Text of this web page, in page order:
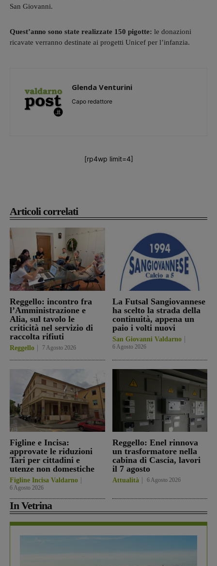
Articoli correlati
Reggello: incontro fra
l’Amministrazione e
Alia, sul tavolo le
criticità nel servizio di
raccolta rifiuti
Reggello 7 Agosto 2026
La Futsal Sangiovannese
ha scelto la strada della
continuità, appena un
paio i volti nuovi
San Giovanni Valdarno
6 Agosto 2026
Figline e Incisa:
approvate le riduzioni
Tari per cittadini e
utenze non domestiche
Figline Incisa Valdarno
6 Agosto 2026
Reggello: Enel rinnova
un trasformatore nella
cabina di Cascia, lavori
il 7 agosto
Attualità 6 Agosto 2026
In Vetrina
San Giovanni.
Quest’anno sono state realizzate 150 pigotte: le donazioni
ricavate verranno destinate ai progetti Unicef per l’infanzia.
Glenda Venturini
Capo redattore
[rp4wp limit=4]